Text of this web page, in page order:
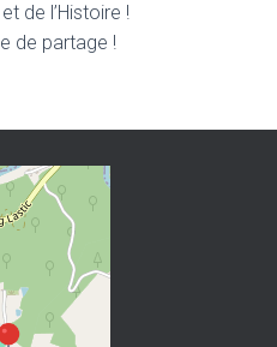
de l’Histoire !
de partage !